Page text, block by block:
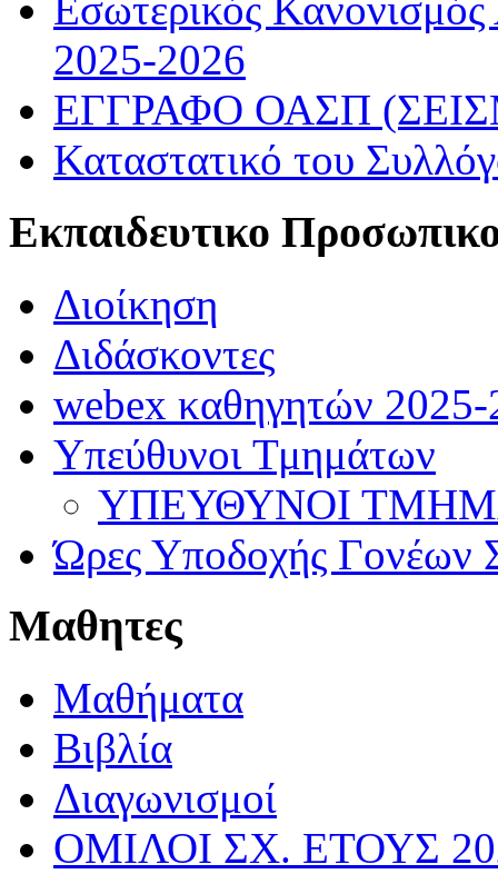
Εσωτερικός
2025-2026
ΕΓΓΡΑΦΟ ΟΑΣΠ
Καταστατικό του
Εκπαιδευτικο
Διοίκηση
Διδάσκοντες
webex καθηγητών
Υπεύθυνοι Τμημάτων
ΥΠΕΥΘΥΝΟΙ
Ώρες Υποδοχής Γονέων
Μαθητες
Μαθήματα
Βιβλία
Διαγωνισμοί
ΟΜΙΛΟΙ ΣΧ. ΕΤΟΥΣ